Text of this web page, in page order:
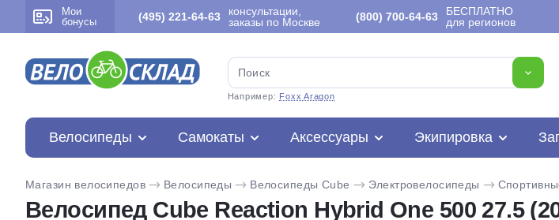
Мои
бонусы
(495) 221-64-63
консультации,
заказы по Москве
(800) 700-64-63
БЕСПЛАТНО
для регионов
Например: Foxx Aragon
Велосипеды Самокаты Аксессуары Экипировка
Магазин велосипедов Велосипеды Велосипеды Cube Электровелосипеды
Велосипед Cube Reaction Hybrid One 500 27.5